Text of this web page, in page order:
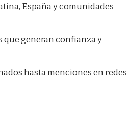
España y comunidades
que generan confianza y
hasta menciones en redes